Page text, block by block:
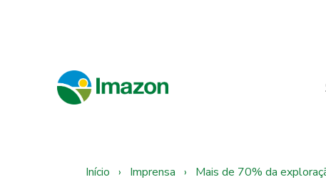
Início › Imprensa › Mais de 70% da